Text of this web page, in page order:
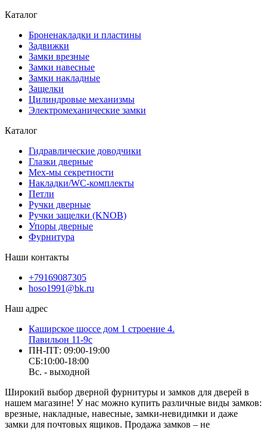
Каталог
Броненакладки и пластины
Задвижки
Замки врезные
Замки навесные
Замки накладные
Защелки
Цилиндровые механизмы
Электромеханические замки
Каталог
Гидравлические доводчики
Глазки дверные
Мех-мы секретности
Накладки/WC-комплекты
Петли
Ручки дверные
Ручки защелки (KNOB)
Упоры дверные
Фурнитура
Наши контакты
+79169087305
hoso1991@bk.ru
Наш адрес
Каширское шоссе дом 1 строение 4.
Павильон 11-9с
ПН-ПТ: 09:00-19:00
СБ:10:00-18:00
Вс. - выходной
Широкий выбор дверной фурнитуры и замков для дверей в
нашем магазине! У нас можно купить различные виды замков:
врезные, накладные, навесные, замки-невидимки и даже
замки для почтовых ящиков. Продажа замков – не